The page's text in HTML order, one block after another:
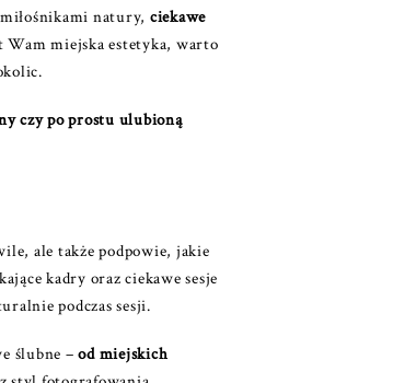
natury, ciekawe
miejska estetyka, warto
czy po prostu ulubioną
ale także podpowie, jakie
kadry oraz ciekawe sesje
podczas sesji.
ślubne –od miejskich